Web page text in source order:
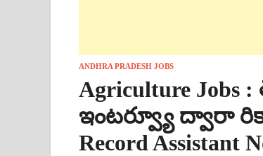
ANDHRA PRADESH JOBS
Agriculture Jobs
ఇంటర్వ్యూ ద్వారా
Record Assistant